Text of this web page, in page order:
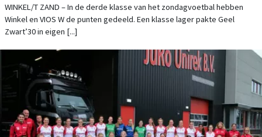
WINKEL/T ZAND – In de derde klasse van het zondagvoetbal hebben
Winkel en VIOS W de punten gedeeld. Een klasse lager pakte Geel
Zwart’30 in eigen [...]